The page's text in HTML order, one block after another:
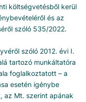
költségvetésből kerül
és az
szóló 535/2022.
szóló 2012. évi I.
tartozó munkáltatóra
foglalkoztatott – a
esetén igénybe
az Mt. szerint apának